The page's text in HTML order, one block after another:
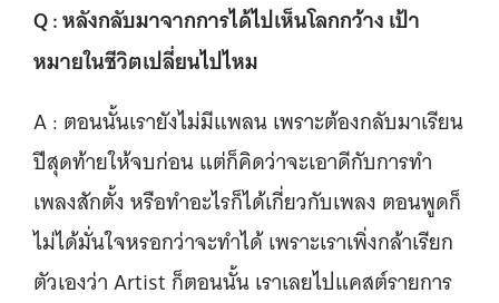
Q : หลังกลับมาจากการได้ไปเห็นโลกกว้าง เป้า
หมายในชีวิตเปลี่ยนไปไหม
A : ตอนนั้นเรายังไม่มีแพลน เพราะต้องกลับมาเรียน
ปีสุดท้ายให้จบก่อน แต่ก็คิดว่าจะเอาดีกับการทำ
เพลงสักตั้ง หรือทำอะไรก็ได้เกี่ยวกับเพลง ตอนพูดก็
ไม่ได้มั่นใจหรอกว่าจะทำได้ เพราะเราเพิ่งกล้าเรียก
ตัวเองว่า Artist ก็ตอนนั้น เราเลยไปแคสต์รายการ